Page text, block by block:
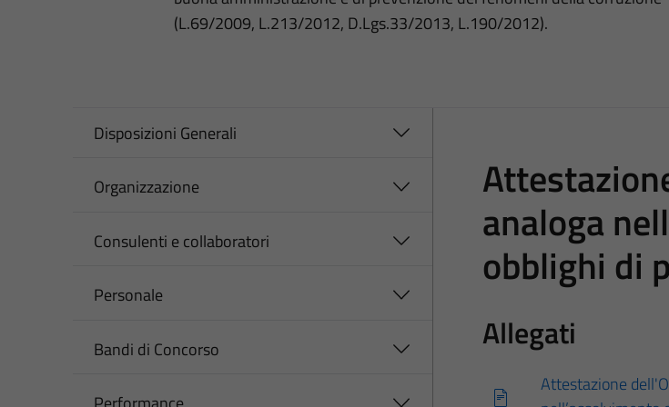
(L.69/2009, L.213/2012, D.Lgs.33/2013, L.190/2012).
Disposizioni Generali
Organizzazione
Consulenti e collaboratori
Personale
Bandi di Concorso
analoga
obblighi di
Allegati
Attestazione